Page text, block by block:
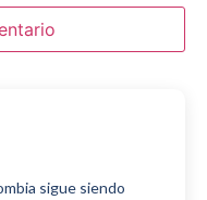
sigue siendo